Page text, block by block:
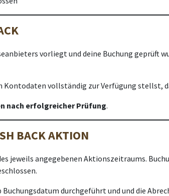
vorliegt und deine Buchung geprüft
Kontodaten vollständig zur Verfügung stellst,
nach erfolgreicher Prüfung.
BACK AKTION
jeweils angegebenen Aktionszeitraums.
durchgeführt und und die